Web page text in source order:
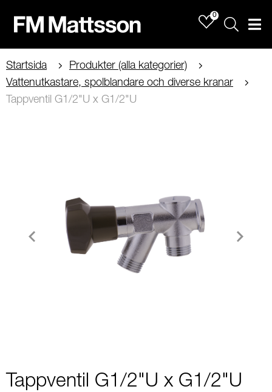
0
Sök
Startsida
Produkter (alla kategorier)
Vattenutkastare, spolblandare och diverse kranar
Tappventil G1/2"U x G1/2"U
Tappventil G1/2"U x G1/2"U